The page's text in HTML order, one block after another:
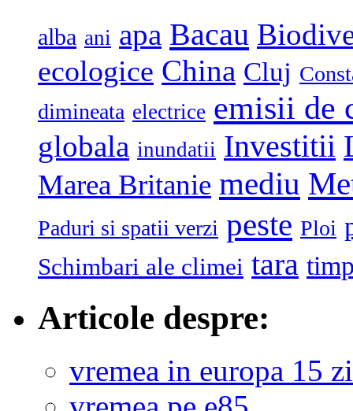
alba ani apa Bacau
ecologice China Cluj
dimineata electrice emisii de
globala inundatii Investitii
Marea Britanie mediu
Paduri si spatii verzi peste Ploi
Schimbari ale climei tara
Articole despre:
vremea in europa 15